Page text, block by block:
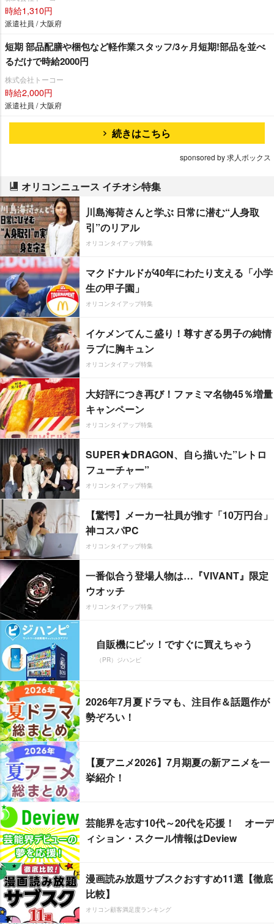
時給1,310円
派遣社員 / 大阪府
短期 部品配膳や梱包など軽作業スタッフ/3ヶ月短期!部品を並べ
るだけで時給2000円
株式会社トーコー
時給2,000円
派遣社員 / 大阪府
続きはこちら
sponsored by 求人ボックス
オリコンニュース イチオシ特集
川島海荷さんと学ぶ 日常に潜む“人身取
引”のリアル
オリコンタイアップ特集
マクドナルドが40年にわたり支える「小学
生の甲子園」
オリコンタイアップ特集
イケメンてんこ盛り！尊すぎる男子の純情
ラブに胸キュン
オリコンタイアップ特集
大好評につき再び！ファミマ名物45％増量
キャンペーン
オリコンタイアップ特集
SUPER★DRAGON、自ら描いた”レトロ
フューチャー”
オリコンタイアップ特集
【驚愕】メーカー社員が推す「10万円台」
神コスパPC
オリコンタイアップ特集
一番似合う登場人物は…『VIVANT』限定
ウオッチ
オリコンタイアップ特集
自販機にピッ！ですぐに買えちゃう
（PR）ジハンピ
2026年7月夏ドラマも、注目作＆話題作が
勢ぞろい！
【夏アニメ2026】7月期夏の新アニメを一
挙紹介！
芸能界を志す10代～20代を応援！ オーデ
ィション・スクール情報はDeview
漫画読み放題サブスクおすすめ11選【徹底
比較】
オリコン顧客満足度ランキング